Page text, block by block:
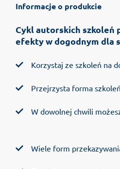
Informacje o produkcie
Cykl autorskich szkoleń
efekty w dogodnym dla
Korzystaj ze szkoleń na
Przejrzysta forma
W dowolnej chwili
Wiele form